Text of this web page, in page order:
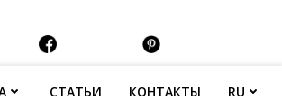
СТАТЬИ КОНТАКТЫ RU